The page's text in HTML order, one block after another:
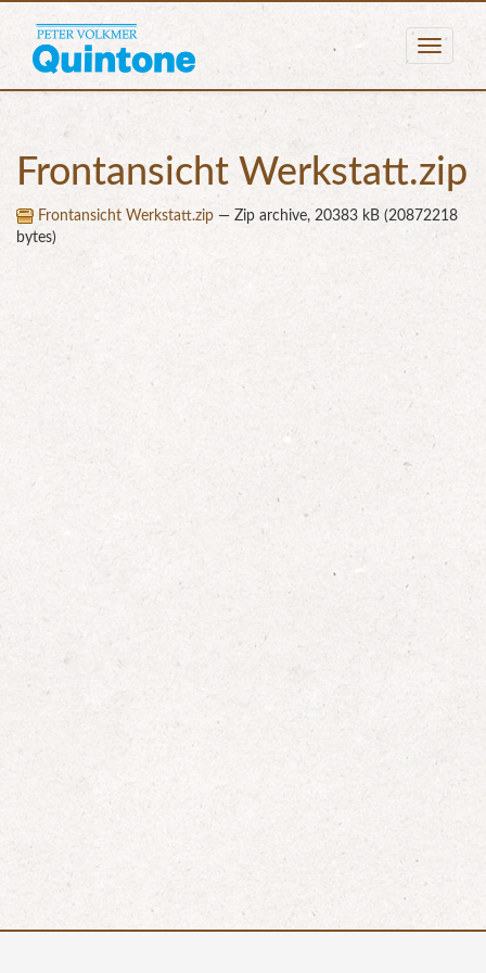
Frontansicht Werkstatt.zip
Frontansicht Werkstatt.zip — Zip archive, 20383 kB (20872218
bytes)